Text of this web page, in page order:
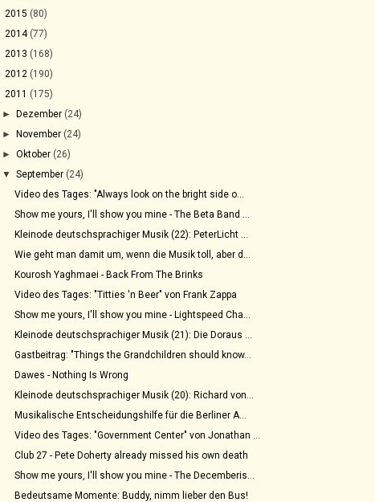
2015 (80)
2014 (77)
2013 (168)
2012 (190)
2011 (175)
►Dezember (24)
►November (24)
►Oktober (26)
▼September (24)
Video des Tages: "Always look on the bright side o...
Show me yours, I'll show you mine - The Beta Band ...
Kleinode deutschsprachiger Musik (22): PeterLicht ...
Wie geht man damit um, wenn die Musik toll, aber d...
Kourosh Yaghmaei - Back From The Brinks
Video des Tages: "Titties 'n Beer" von Frank Zappa
Show me yours, I'll show you mine - Lightspeed Cha...
Kleinode deutschsprachiger Musik (21): Die Doraus ...
Gastbeitrag: "Things the Grandchildren should know...
Dawes - Nothing Is Wrong
Kleinode deutschsprachiger Musik (20): Richard von...
Musikalische Entscheidungshilfe für die Berliner A...
Video des Tages: "Government Center" von Jonathan ...
Club 27 - Pete Doherty already missed his own death
Show me yours, I'll show you mine - The Decemberis...
Bedeutsame Momente: Buddy, nimm lieber den Bus!